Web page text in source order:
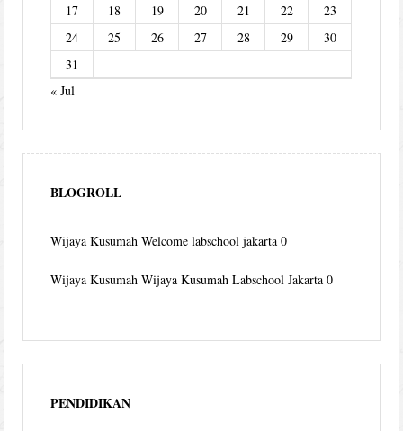
17
18 19 20 21 22
23
24
25 26 27 28 29
30
31
« Jul
BLOGROLL
Wijaya Kusumah Welcome labschool jakarta 0
Wijaya Kusumah Wijaya Kusumah Labschool Jakarta 0
PENDIDIKAN